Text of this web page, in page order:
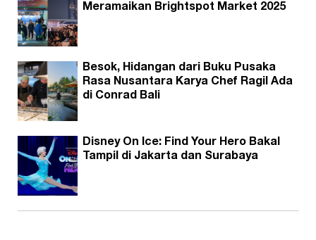
Meramaikan Brightspot Market 2025
Besok, Hidangan dari Buku Pusaka
Rasa Nusantara Karya Chef Ragil Ada
di Conrad Bali
Disney On Ice: Find Your Hero Bakal
Tampil di Jakarta dan Surabaya